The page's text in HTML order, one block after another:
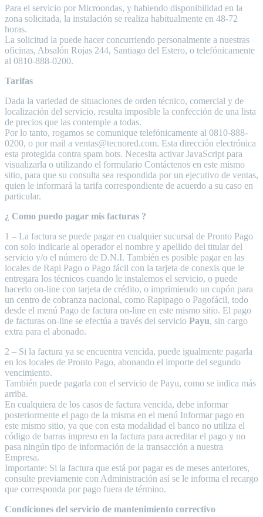
Para el servicio por Microondas, y habiendo disponibilidad en la
zona solicitada, la instalación se realiza habitualmente en 48-72
horas.
La solicitud la puede hacer concurriendo personalmente a nuestras
oficinas, Absalón Rojas 244, Santiago del Estero, o telefónicamente
al 0810-888-0200.
Tarifas
Dada la variedad de situaciones de orden técnico, comercial y de
localización del servicio, resulta imposible la confección de una lista
de precios que las contemple a todas.
Por lo tanto, rogamos se comunique telefónicamente al 0810-888-
0200, o por mail a ventas@tecnored.com. Esta dirección electrónica
esta protegida contra spam bots. Necesita activar JavaScript para
visualizarla o utilizando el formulario Contáctenos en este mismo
sitio, para que su consulta sea respondida por un ejecutivo de ventas,
quien le informará la tarifa correspondiente de acuerdo a su caso en
particular.
¿ Como puedo pagar mis facturas ?
1 – La factura se puede pagar en cualquier sucursal de Pronto Pago
con solo indicarle al operador el nombre y apellido del titular del
servicio y/o el número de D.N.I. También es posible pagar en las
locales de Rapi Pago o Pago fácil con la tarjeta de conexis que le
entregara los técnicos cuando le instalemos el servicio, o puede
hacerlo on-line con tarjeta de crédito, o imprimiendo un cupón para
un centro de cobranza nacional, como Rapipago o Pagofácil, todo
desde el menú Pago de factura on-line en este mismo sitio. El pago
de facturas on-line se efectúa a través del servicio Payu, sin cargo
extra para el abonado.
2 – Si la factura ya se encuentra vencida, puede igualmente pagarla
en los locales de Pronto Pago, abonando el importe del segundo
vencimiento.
También puede pagarla con el servicio de Payu, como se indica más
arriba.
En cualquiera de los casos de factura vencida, debe informar
posteriormente el pago de la misma en el menú Informar pago en
este mismo sitio, ya que con esta modalidad el banco no utiliza el
código de barras impreso en la factura para acreditar el pago y no
pasa ningún tipo de información de la transacción a nuestra
Empresa.
Importante: Si la factura que está por pagar es de meses anteriores,
consulte previamente con Administración así se le informa el recargo
que corresponda por pago fuera de término.
Condiciones del servicio de mantenimiento correctivo